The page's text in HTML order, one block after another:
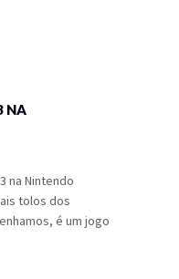
NA
na Nintendo
tolos dos
é um jogo